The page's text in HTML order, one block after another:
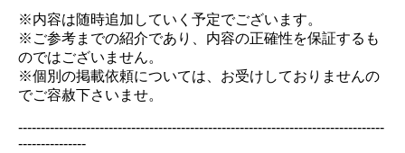
※内容は随時追加していく予定でございます。
※ご参考までの紹介であり、内容の正確性を保証するも
のではございません。
※個別の掲載依頼については、お受けしておりませんの
でご容赦下さいませ。
---------------------------------------------------------------------------------
---------------